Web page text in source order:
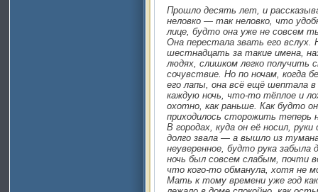
Прошло десять лет, и
неловко — так неловко, что
лице, будто она уже не совсем
Она перестала звать его
шестнадцать за такие имена,
людях, слишком легко получить
сочувствие. Но по ночам, когда
его лапы, она всё ещё шептала
каждую ночь, что-то тёплое и
охотно, как раньше. Как будто
приходилось сторожить теперь
В городах, куда он её носил,
долго звала — а вышло из
неуверенное, будто рука забыла
ночь был совсем слабым, почти
что кого-то обманула, хотя не
Мать к тому времени уже год